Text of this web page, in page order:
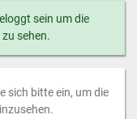
sein um die
sehen.
sich bitte ein, um die